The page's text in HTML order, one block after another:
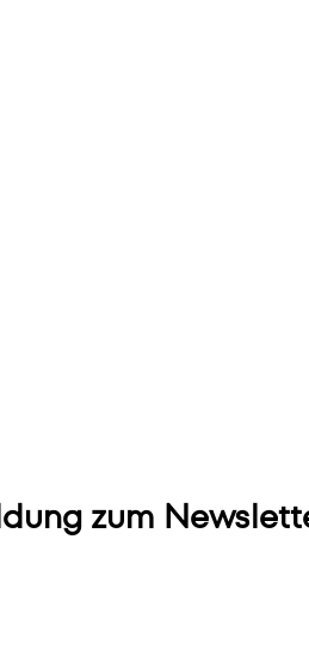
zum